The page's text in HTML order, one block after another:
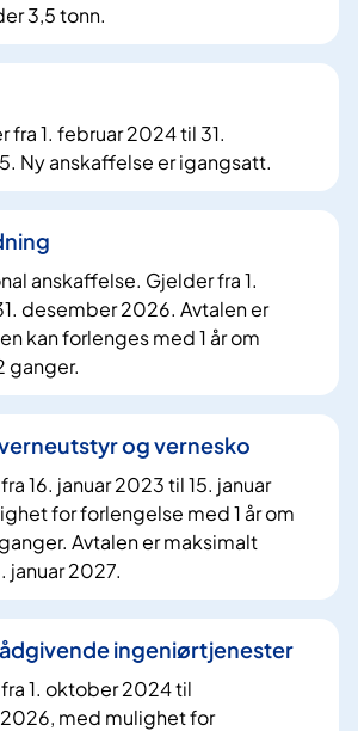
3,5 tonn.
fra 1. februar 2024 til 31.
Ny anskaffelse er igangsatt.
anskaffelse. Gjelder fra 1.
desember 2026. Avtalen er
kan forlenges med 1 år om
ganger.
og vernesko
16. januar 2023 til 15. januar
for forlengelse med 1 år om
Avtalen er maksimalt
januar 2027.
ingeniørtjenester
1. oktober 2024 til
med mulighet for